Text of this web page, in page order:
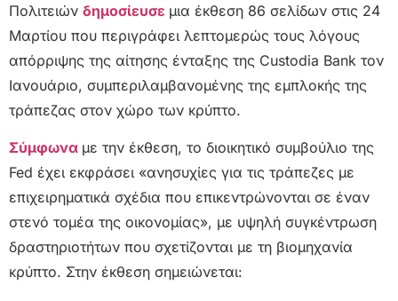
Πολιτειών δημοσίευσε μια έκθεση 86 σελίδων στις 24
Μαρτίου που περιγράφει λεπτομερώς τους λόγους
απόρριψης της αίτησης ένταξης της Custodia Bank τον
Ιανουάριο, συμπεριλαμβανομένης της εμπλοκής της
τράπεζας στον χώρο των κρύπτο.
Σύμφωνα με την έκθεση, το διοικητικό συμβούλιο της
Fed έχει εκφράσει «ανησυχίες για τις τράπεζες με
επιχειρηματικά σχέδια που επικεντρώνονται σε έναν
στενό τομέα της οικονομίας», με υψηλή συγκέντρωση
δραστηριοτήτων που σχετίζονται με τη βιομηχανία
κρύπτο. Στην έκθεση σημειώνεται: